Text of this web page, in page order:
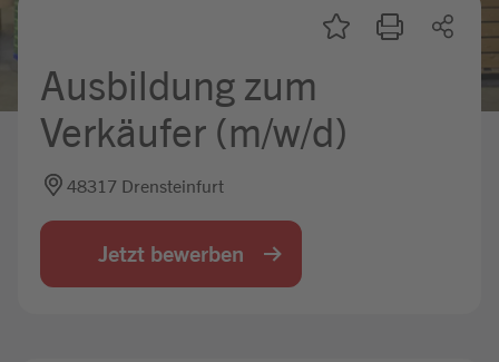
Mein Kandidat:innenprofil
Ausbildung zum
Verkäufer (m/w/d)
48317 Drensteinfurt
Jetzt bewerben